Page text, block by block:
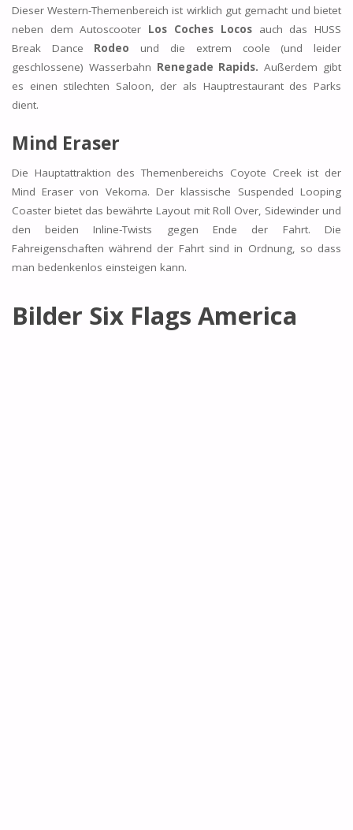
Dieser Western-Themenbereich ist wirklich gut gemacht und bietet
neben dem Autoscooter Los Coches Locosauch das HUSS
Break Dance Rodeo und die extrem coole (und leider
geschlossene) Wasserbahn Renegade Rapids. Außerdem gibt
es einen stilechten Saloon, der als Hauptrestaurant des Parks
dient.
Mind Eraser
Die Hauptattraktion des Themenbereichs Coyote Creek ist der
Mind Eraser von Vekoma. Der klassische Suspended Looping
Coaster bietet das bewährte Layout mit Roll Over, Sidewinder und
den beiden Inline-Twists gegen Ende der Fahrt. Die
Fahreigenschaften während der Fahrt sind in Ordnung, so dass
man bedenkenlos einsteigen kann.
Bilder Six Flags America